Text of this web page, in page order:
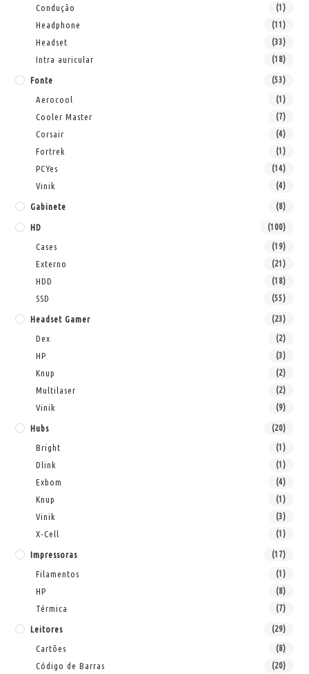
Condução (1)
Headphone (11)
Headset (33)
Intra auricular (18)
Fonte (53)
Aerocool (1)
Cooler Master (7)
Corsair (4)
Fortrek (1)
PCYes (14)
Vinik (4)
Gabinete (8)
HD (100)
Cases (19)
Externo (21)
HDD (18)
SSD (55)
Headset Gamer (23)
Dex (2)
HP (3)
Knup (2)
Multilaser (2)
Vinik (9)
Hubs (20)
Bright (1)
Dlink (1)
Exbom (4)
Knup (1)
Vinik (3)
X-Cell (1)
Impressoras (17)
Filamentos (1)
HP (8)
Térmica (7)
Leitores (29)
Cartões (8)
Código de Barras (20)